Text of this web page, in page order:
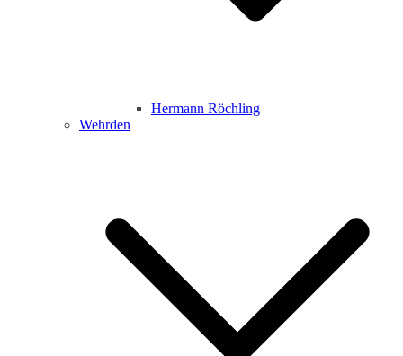
Hermann Röchling
Wehrden